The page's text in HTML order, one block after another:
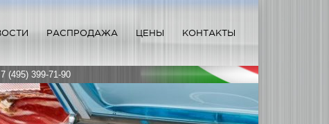
РАСПРОДАЖА ЦЕНЫ КОНТАКТЫ
(495) 399-71-90